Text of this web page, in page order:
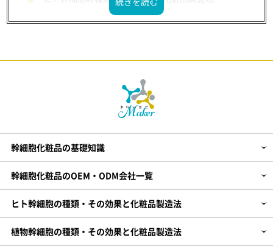
植物幹細胞の種類・その効果と化粧品製造法
剤型別：幹細胞化粧品の製造法やOEM会社
販売業態別：幹細胞化粧品OEM
化粧品企画～製造までのHOW TO
幹細胞化粧品の基礎知識
幹細胞化粧品のOEM・ODM会社一覧
ヒト幹細胞の種類・その効果と化粧品製造法
植物幹細胞の種類・その効果と化粧品製造法